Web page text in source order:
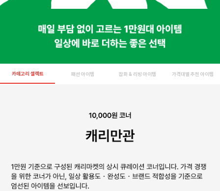
카테고리 셀렉트 패션 아이템 잡화 & 리빙 아이템 가격대별 추천 아이템